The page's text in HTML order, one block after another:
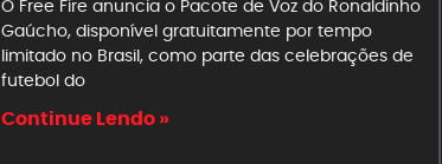
O Free Fire anuncia o Pacote de Voz do Ronaldinho
Gaúcho, disponível gratuitamente por tempo
limitado no Brasil, como parte das celebrações de
futebol do
Continue Lendo »